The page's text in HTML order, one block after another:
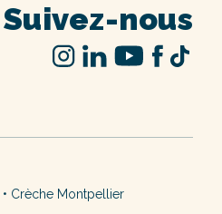
Suivez-nous
• Crèche Montpellier